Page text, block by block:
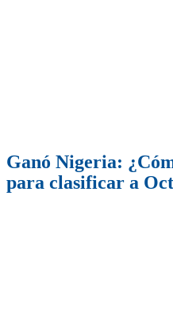
Ganó Nigeria:
para clasificar a